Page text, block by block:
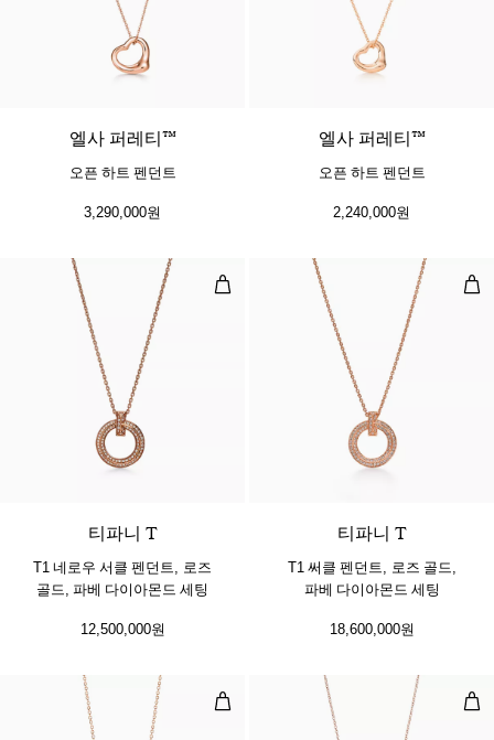
2 소재
엘사 퍼레티™
오픈 하트 펜던트
3,290,000원
엘사 퍼레티™
오픈 하트 펜던트
2,240,000원
T1 네로우 서클 펜던트, 로즈 골드,
3 소재
티파니 T
T1 네로우 서클 펜던트, 로즈
골드, 파베 다이아몬드 세팅
12,500,000원
T1
티파니 T
T1 써클 펜던트, 로즈 골드,
파베 다이아몬드 세팅
18,600,000원
러빙 하트 펜던트 X